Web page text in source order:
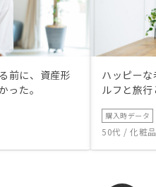
前に、資産形
った。
ハッピー
ルフと旅
購入時データ
50代 / 化粧